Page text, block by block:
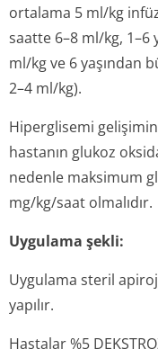
ortalama 5 ml/kg
saatte 6–8 ml/kg, 1–6
ml/kg ve 6 yaşından
2–4 ml/kg).
Hiperglisemi
hastanın glukoz
nedenle maksimum
mg/kg/saat olmalıdır.
Uygulama şekli:
Uygulama steril
yapılır.
Hastalar %5